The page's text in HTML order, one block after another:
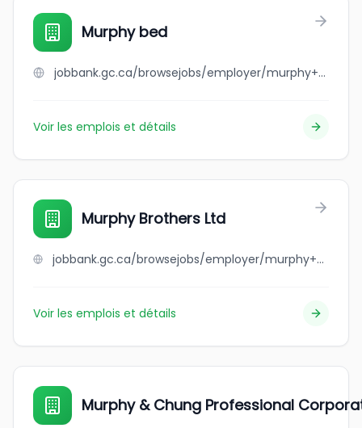
Murphy bed
jobbank.gc.ca/browsejobs/employer/murphy+bed/ca
Voir les emplois et détails
Murphy Brothers Ltd
jobbank.gc.ca/browsejobs/employer/murphy+brothers+ltd/ca
Voir les emplois et détails
Murphy & Chung Professional